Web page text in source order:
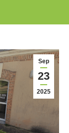
Sep
23
2025